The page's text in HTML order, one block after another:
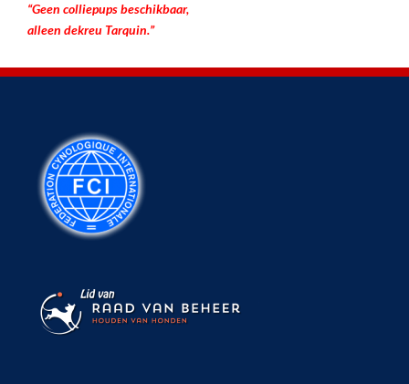
“Geen colliepups beschikbaar,
alleen dekreu Tarquin.”